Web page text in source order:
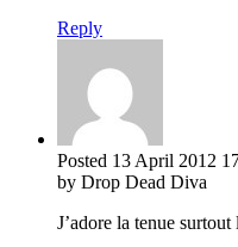
Reply
Posted 13 April 2012
by Drop Dead Diva
J’adore la tenue